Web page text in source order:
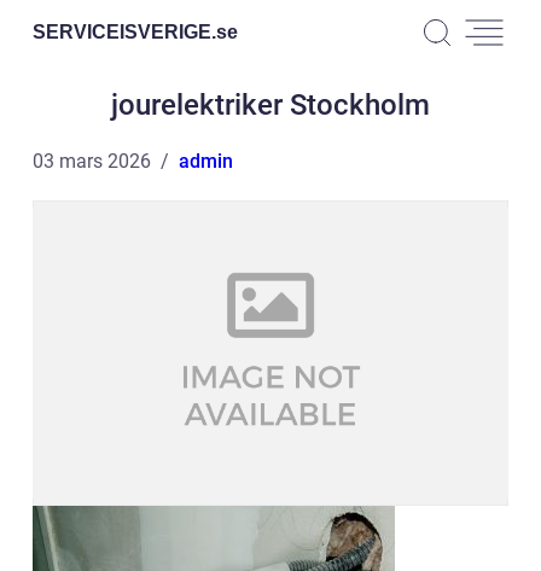
SERVICEISVERIGE.se
jourelektriker Stockholm
03 mars 2026 admin